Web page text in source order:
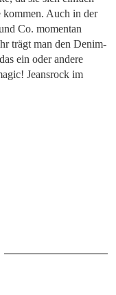
kommen. Auch in der
Co. momentan
trägt man den Denim-
ein oder andere
Jeansrock im